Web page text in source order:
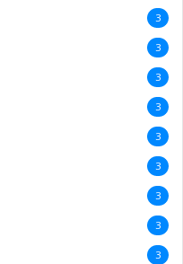
3
3
3
3
3
3
3
3
3